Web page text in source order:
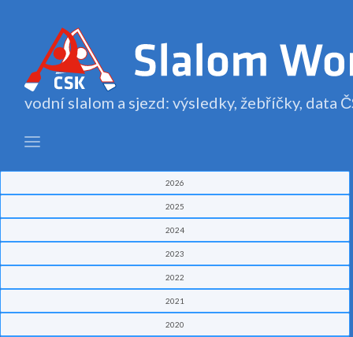
vodní slalom a sjezd: výsledky, žebříčky, data
2026
2025
2024
2023
2022
2021
2020